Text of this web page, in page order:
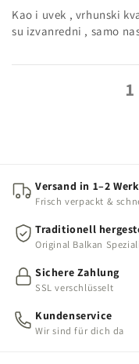
Kao i uvek , vrhunski
su izvanredni , samo
1
Versand in 1–2
Frisch verpackt &
Traditionell
Original Balkan
Sichere Zahlung
SSL verschlüsselt
Kundenservice
Wir sind für dich da